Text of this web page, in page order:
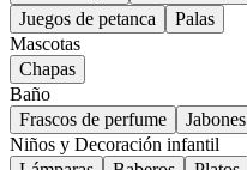
Juegos de petanca
Palas
Mascotas
Chapas
Baño
Frascos de perfume
Jabones
Niños y Decoración infantil